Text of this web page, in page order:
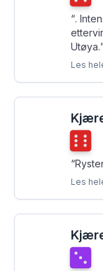
“.
Utøya.
Les
“
Les